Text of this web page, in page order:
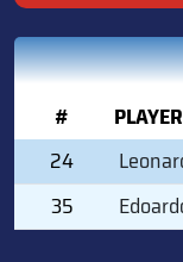
#
PLAYER
24
35